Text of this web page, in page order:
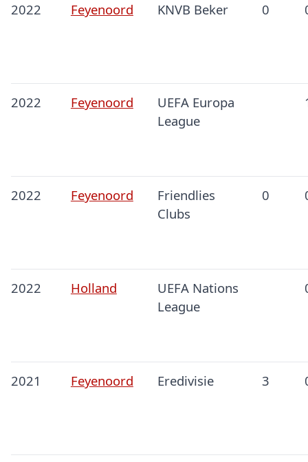
2022 Feyenoord KNVB Beker 0
2022 Feyenoord
UEFA Europa
League
2022 Feyenoord
Friendlies
Clubs
0
2022 Holland
UEFA Nations
League
2021 Feyenoord Eredivisie 3